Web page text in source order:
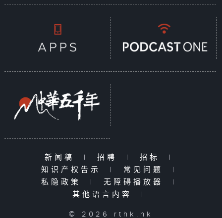
新闻稿 | 招聘 | 招标
|
知识产权告示
| 常见问题
|
私隐政策
| 无障碍播放器
|
其他语言内容
|
© 2026 rthk.hk